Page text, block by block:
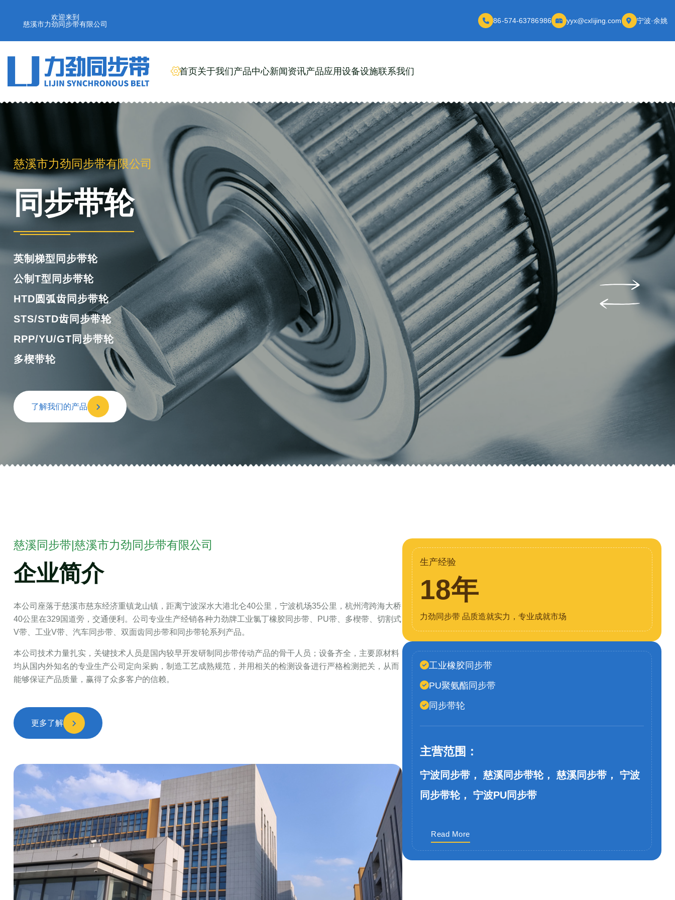
欢迎来到
慈溪市力劲同步带有限公司
86-574-63786986 yyx@cxlijing.com 宁波·余姚
首页关于我们产品中心新闻资讯产品应用设备设施联系我们
慈溪市力劲同步带有限公司
工业橡胶同步带
橡胶单面齿同步带
橡胶双面齿同步带
橡胶多楔带
橡胶开口带
了解我们的产品
慈溪同步带|慈溪市力劲同步带有限公司
企业简介
本公司座落于慈溪市慈东经济重镇龙山镇，距离宁波深水大港北仑40公里，宁波机场35公里，杭州湾跨海大桥
40公里在329国道旁，交通便利。公司专业生产经销各种力劲牌工业氯丁橡胶同步带、PU带、多楔带、切割式
V带、工业V带、汽车同步带、双面齿同步带和同步带轮系列产品。
本公司技术力量扎实，关键技术人员是国内较早开发研制同步带传动产品的骨干人员；设备齐全，主要原材料
均从国内外知名的专业生产公司定向采购，制造工艺成熟规范，并用相关的检测设备进行严格检测把关，从而
能够保证产品质量，赢得了众多客户的信赖。
更多了解
生产经验
18年
力劲同步带 品质造就实力，专业成就市场
工业橡胶同步带
PU聚氨酯同步带
同步带轮
主营范围：
宁波同步带， 慈溪同步带轮， 慈溪同步带， 宁波
同步带轮， 宁波PU同步带
Read More